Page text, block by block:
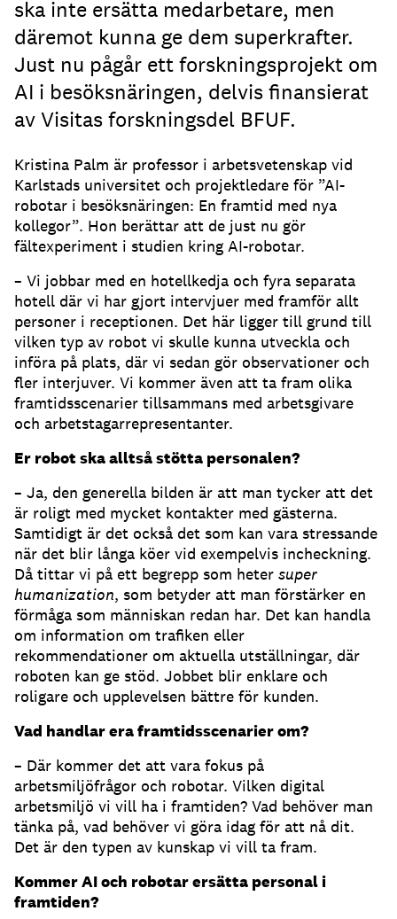
ska inte ersätta medarbetare, men
däremot kunna ge dem superkrafter.
Just nu pågår ett forskningsprojekt om
AI i besöksnäringen, delvis finansierat
av Visitas forskningsdel BFUF.
Kristina Palm är professor i arbetsvetenskap vid
Karlstads universitet och projektledare för ”AI-
robotar i besöksnäringen: En framtid med nya
kollegor”. Hon berättar att de just nu gör
fältexperiment i studien kring AI-robotar.
– Vi jobbar med en hotellkedja och fyra separata
hotell där vi har gjort intervjuer med framför allt
personer i receptionen. Det här ligger till grund till
vilken typ av robot vi skulle kunna utveckla och
införa på plats, där vi sedan gör observationer och
fler interjuver. Vi kommer även att ta fram olika
framtidsscenarier tillsammans med arbetsgivare
och arbetstagarrepresentanter.
Er robot ska alltså stötta personalen?
– Ja, den generella bilden är att man tycker att det
är roligt med mycket kontakter med gästerna.
Samtidigt är det också det som kan vara stressande
när det blir långa köer vid exempelvis incheckning.
Då tittar vi på ett begrepp som heter super
humanization, som betyder att man förstärker en
förmåga som människan redan har. Det kan handla
om information om trafiken eller
rekommendationer om aktuella utställningar, där
roboten kan ge stöd. Jobbet blir enklare och
roligare och upplevelsen bättre för kunden.
Vad handlar era framtidsscenarier om?
– Där kommer det att vara fokus på
arbetsmiljöfrågor och robotar. Vilken digital
arbetsmiljö vi vill ha i framtiden? Vad behöver man
tänka på, vad behöver vi göra idag för att nå dit.
Det är den typen av kunskap vi vill ta fram.
Kommer AI och robotar ersätta personal i
framtiden?